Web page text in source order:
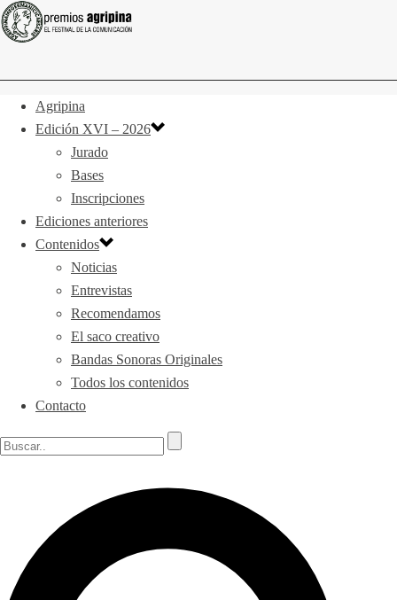
Agripina
Edición XVI – 2026
Jurado
Bases
Inscripciones
Ediciones anteriores
Contenidos
Noticias
Entrevistas
Recomendamos
El saco creativo
Bandas Sonoras Originales
Todos los contenidos
Contacto